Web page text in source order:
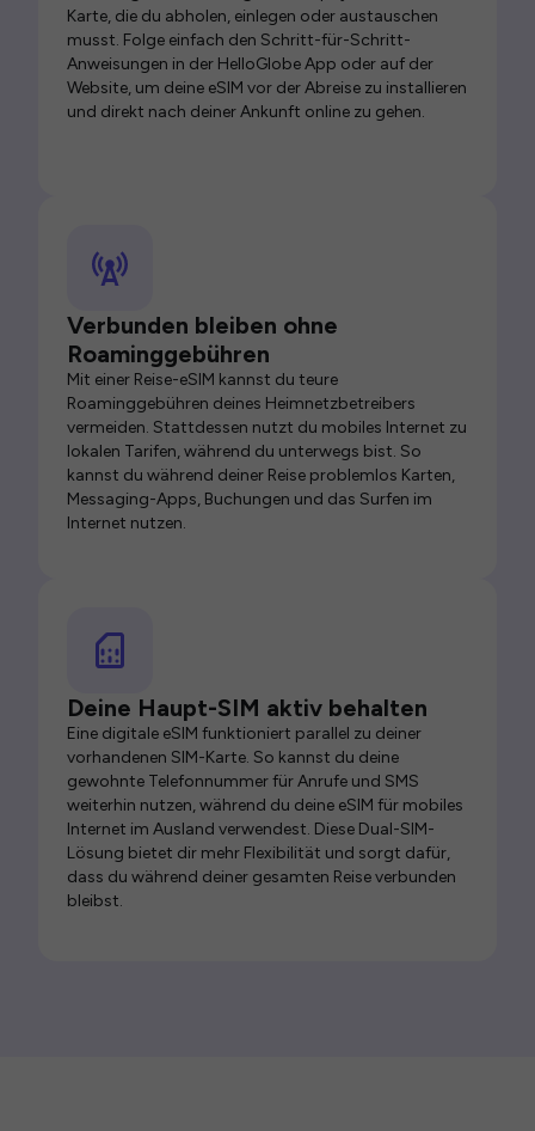
Karte, die du abholen, einlegen oder austauschen
musst. Folge einfach den Schritt-für-Schritt-
Anweisungen in der HelloGlobe App oder auf der
Website, um deine eSIM vor der Abreise zu installieren
und direkt nach deiner Ankunft online zu gehen.
Verbunden bleiben ohne
Roaminggebühren
Mit einer Reise-eSIM kannst du teure
Roaminggebühren deines Heimnetzbetreibers
vermeiden. Stattdessen nutzt du mobiles Internet zu
lokalen Tarifen, während du unterwegs bist. So
kannst du während deiner Reise problemlos Karten,
Messaging-Apps, Buchungen und das Surfen im
Internet nutzen.
Deine Haupt-SIM aktiv behalten
Eine digitale eSIM funktioniert parallel zu deiner
vorhandenen SIM-Karte. So kannst du deine
gewohnte Telefonnummer für Anrufe und SMS
weiterhin nutzen, während du deine eSIM für mobiles
Internet im Ausland verwendest. Diese Dual-SIM-
Lösung bietet dir mehr Flexibilität und sorgt dafür,
dass du während deiner gesamten Reise verbunden
bleibst.